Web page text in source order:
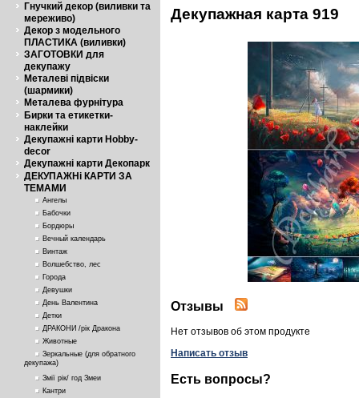
Гнучкий декор (виливки та
мереживо)
Декор з модельного
ПЛАСТИКА (виливки)
ЗАГОТОВКИ для
декупажу
Металеві підвіски
(шармики)
Металева фурнітура
Бирки та етикетки-
наклейки
Декупажні карти Hobby-
decor
Декупажні карти Декопарк
ДЕКУПАЖНі КАРТИ ЗА
ТЕМАМИ
Ангелы
Бабочки
Бордюры
Вечный календарь
Винтаж
Волшебство, лес
Города
Девушки
День Валентина
Детки
ДРАКОНИ /рік Дракона
Животные
Зеркальные (для обратного
декупажа)
Змії рік/ год Змеи
Кантри
Декупажная карта 919
Отзывы
Нет отзывов об этом продукте
Написать отзыв
Есть вопросы?